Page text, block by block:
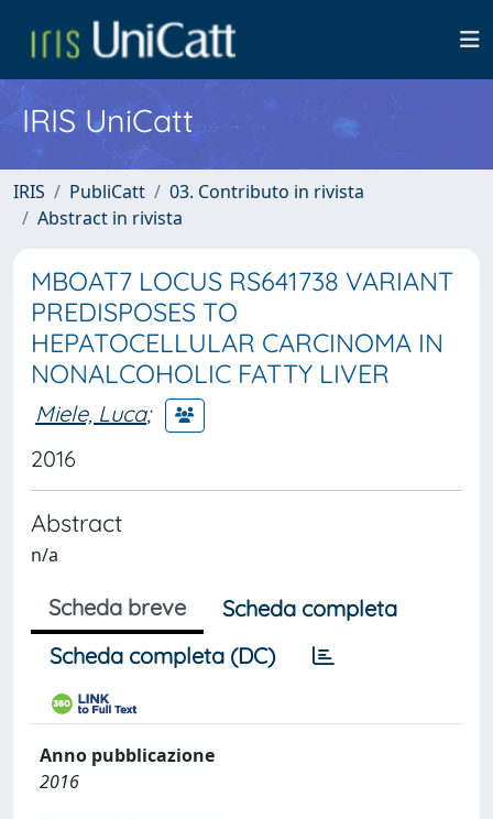
IRIS UniCatt
IRIS PubliCatt
03. Contributo in rivista
Abstract in rivista
MBOAT7 LOCUS RS641738 VARIANT
PREDISPOSES TO
HEPATOCELLULAR CARCINOMA IN
NONALCOHOLIC FATTY LIVER
Miele, Luca;
2016
Abstract
n/a
Scheda breve
Scheda completa
Scheda completa (DC)
Anno pubblicazione
2016